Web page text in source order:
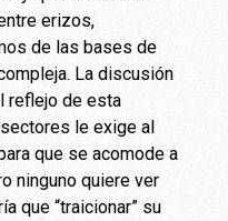
erizos,
de las bases de
La discusión
reflejo de esta
le exige al
que se acomode a
ninguno quiere ver
que “traicionar” su